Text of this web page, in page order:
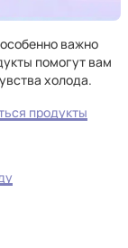
важно
помогут вам
холода.
продукты